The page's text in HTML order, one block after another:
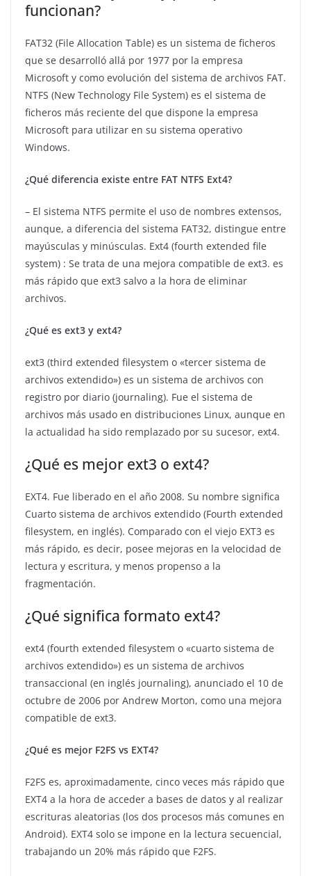
funcionan?
FAT32 (File Allocation Table) es un sistema de ficheros
que se desarrolló allá por 1977 por la empresa
Microsoft y como evolución del sistema de archivos FAT.
NTFS (New Technology File System) es el sistema de
ficheros más reciente del que dispone la empresa
Microsoft para utilizar en su sistema operativo
Windows.
¿Qué diferencia existe entre FAT NTFS Ext4?
– El sistema NTFS permite el uso de nombres extensos,
aunque, a diferencia del sistema FAT32, distingue entre
mayúsculas y minúsculas. Ext4 (fourth extended file
system) : Se trata de una mejora compatible de ext3. es
más rápido que ext3 salvo a la hora de eliminar
archivos.
¿Qué es ext3 y ext4?
ext3 (third extended filesystem o «tercer sistema de
archivos extendido») es un sistema de archivos con
registro por diario (journaling). Fue el sistema de
archivos más usado en distribuciones Linux, aunque en
la actualidad ha sido remplazado por su sucesor, ext4.
¿Qué es mejor ext3 o ext4?
EXT4. Fue liberado en el año 2008. Su nombre significa
Cuarto sistema de archivos extendido (Fourth extended
filesystem, en inglés). Comparado con el viejo EXT3 es
más rápido, es decir, posee mejoras en la velocidad de
lectura y escritura, y menos propenso a la
fragmentación.
¿Qué significa formato ext4?
ext4 (fourth extended filesystem o «cuarto sistema de
archivos extendido») es un sistema de archivos
transaccional (en inglés journaling), anunciado el 10 de
octubre de 2006 por Andrew Morton, como una mejora
compatible de ext3.
¿Qué es mejor F2FS vs EXT4?
F2FS es, aproximadamente, cinco veces más rápido que
EXT4 a la hora de acceder a bases de datos y al realizar
escrituras aleatorias (los dos procesos más comunes en
Android). EXT4 solo se impone en la lectura secuencial,
trabajando un 20% más rápido que F2FS.